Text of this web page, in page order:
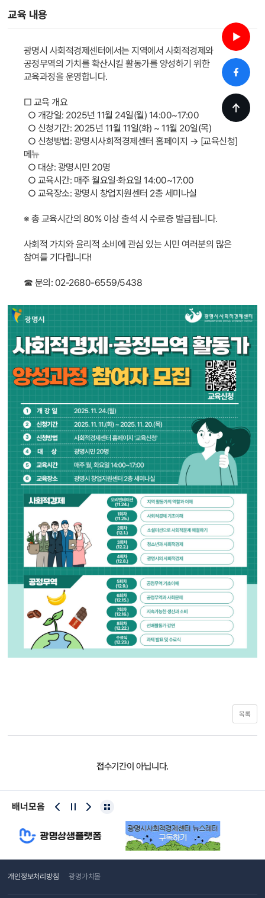
교육 내용
광명시 사회적경제센터에서는 지역에서 사회적경제와
공정무역의 가치를 확산시킬 활동가를 양성하기 위한
교육과정을 운영합니다.
□ 교육 개요
○ 개강일: 2025년 11월 24일(월) 14:00~17:00
○ 신청기간: 2025년 11월 11일(화) ~ 11월 20일(목)
○ 신청방법: 광명시사회적경제센터 홈페이지 → [교육신청]
메뉴
○ 대상: 광명시민 20명
○ 교육시간: 매주 월요일·화요일 14:00~17:00
○ 교육장소: 광명시 창업지원센터 2층 세미나실
※ 총 교육시간의 80% 이상 출석 시 수료증 발급됩니다.
사회적 가치와 윤리적 소비에 관심 있는 시민 여러분의 많은
참여를 기다립니다!
☎ 문의: 02-2680-6559/5438
목록
접수기간이 아닙니다.
배너모음
개인정보처리방침 광명가치몰